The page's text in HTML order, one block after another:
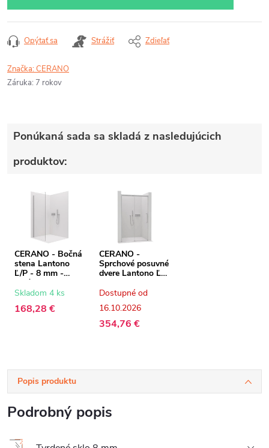
Opýtať sa Strážiť Zdieľať
Značka:CERANO
Záruka: 7 rokov
Ponúkaná sada sa skladá z nasledujúcich
produktov:
CERANO - Bočná
stena Lantono
Ľ/P - 8 mm -
chróm,
transparentné
Skladom 4 ks
168,28 €
CERANO -
Sprchové posuvné
dvere Lantono Ľ/P
Close - chróm,
transparentné
sklo - 110x195
cm
Dostupné od
16.10.2026
354,76 €
Popis produktu
Podrobný popis